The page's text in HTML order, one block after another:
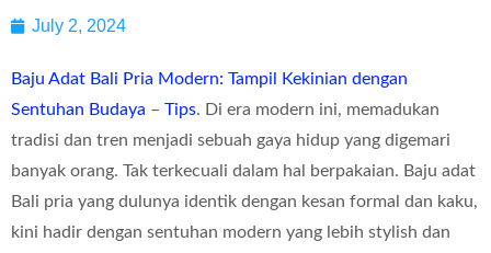
July 2, 2024
Baju Adat Bali Pria Modern: Tampil Kekinian dengan
Sentuhan Budaya – Tips. Di era modern ini, memadukan
tradisi dan tren menjadi sebuah gaya hidup yang digemari
banyak orang. Tak terkecuali dalam hal berpakaian. Baju adat
Bali pria yang dulunya identik dengan kesan formal dan kaku,
kini hadir dengan sentuhan modern yang lebih stylish dan